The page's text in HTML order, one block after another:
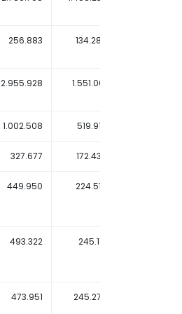
256.883 134.284
2.955.928 1.551.061
1.002.508 519.916
327.677 172.435
449.950 224.519
493.322 245.113
473.951 245.279